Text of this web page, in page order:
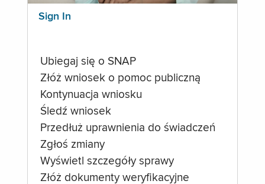
Sign In
Ubiegaj się o SNAP
Złóż wniosek o pomoc publiczną
Kontynuacja wniosku
Śledź wniosek
Przedłuż uprawnienia do świadczeń
Zgłoś zmiany
Wyświetl szczegóły sprawy
Złóż dokumenty weryfikacyjne